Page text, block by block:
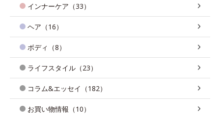
インナーケア（33）
ヘア（16）
ボディ（8）
ライフスタイル（23）
コラム&エッセイ（182）
お買い物情報（10）